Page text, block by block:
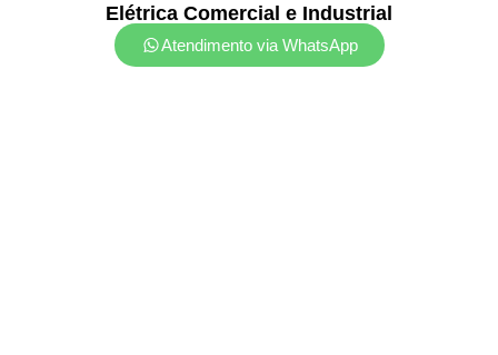
Elétrica Comercial e Industrial
Atendimento via WhatsApp